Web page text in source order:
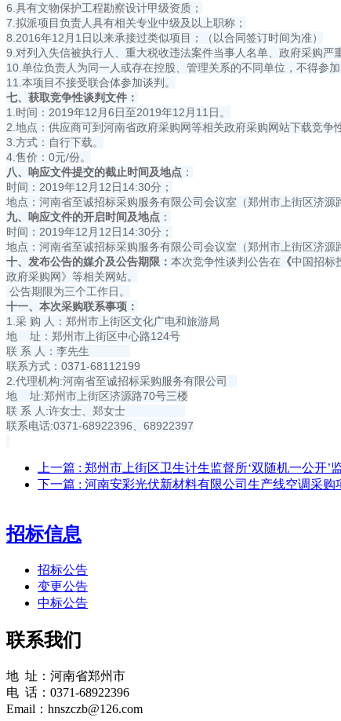
6.具有文物保护工程勘察设计甲级资质；
7.拟派项目负责人具有相关专业中级及以上职称；
8.2016年12月1日以来承接过类似项目；（以合同签订时间为准）
9.对列入失信被执行人、重大税收违法案件当事人名单、政府采购严
10.单位负责人为同一人或存在控股、管理关系的不同单位，不得参
11.本项目不接受联合体参加谈判。
七、获取竞争性谈判文件：
1.时间：2019年12月6日至2019年12月11日。
2.地点：供应商可到河南省政府采购网等相关政府采购网站下载竞争
3.方式：自行下载。
4.售价：0元/份。
八、响应文件提交的截止时间及地点 ：
时间：2019年12月12日14:30分；
地点：河南省至诚招标采购服务有限公司会议室（郑州市上街区济源
九、响应文件的开启时间及地点 ：
时间：2019年12月12日14:30分；
地点：河南省至诚招标采购服务有限公司会议室（郑州市上街区济源
十、发布公告的媒介及公告期限： 本次竞争性谈判公告在 《中国招标
政府采购网》等相关网站。
公告期限为三个工作日。
十一、本次采购联系事项：
1.采 购 人：郑州市上街区文化广电和旅游局
地 址：郑州市上街区中心路124号
联 系 人：李先生
联系方式：0371-68112199
2.代理机构:河南省至诚招标采购服务有限公司
地 址:郑州市上街区济源路70号三楼
联 系 人:许女士、郑女士
联系电话:0371-68922396、68922397
上一篇 : 郑州市上街区卫生计生监督所‘双随机一公开
下一篇 : 河南安彩光伏新材料有限公司生产线空调采
招标信息
招标公告
变更公告
中标公告
联系我们
地 址：河南省郑州市
电 话：0371-68922396
Email：hnszczb@126.com